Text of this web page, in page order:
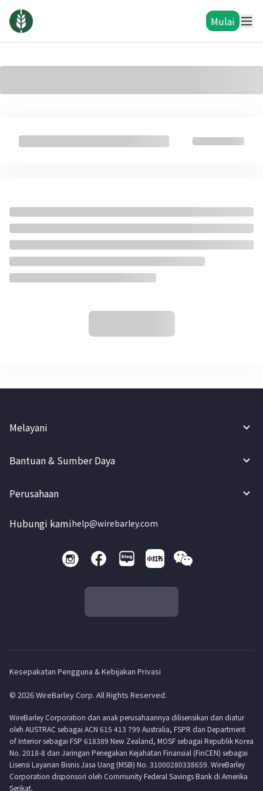
Mulai
Melayani
Bantuan & Sumber Daya
Perusahaan
Hubungi kamihelp@wirebarley.com
Kesepakatan Pengguna & Kebijakan Privasi
© 2026 WireBarley Corp. All Rights Reserved.
WireBarley Corporation dan anak perusahaannya dilisensikan dan diatur
oleh AUSTRAC sebagai ACN 615 413 799 Australia, FSPR dan Department
of Interior sebagai FSP 618389 New Zealand, MOSF sebagai Republik Korea
No. 2018-8 dan Jaringan Penegakan Kejahatan Finansial (FinCEN) sebagai
Lisensi Layanan Bisnis Jasa Uang (MSB) No. 31000280338659. WireBarley
Corporation disponsori oleh Community Federal Savings Bank di Amerika
Serikat.